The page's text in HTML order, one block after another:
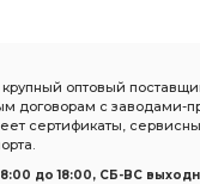
оптовый
договорам с заводами-
сертификаты,
до 18:00, СБ-ВС